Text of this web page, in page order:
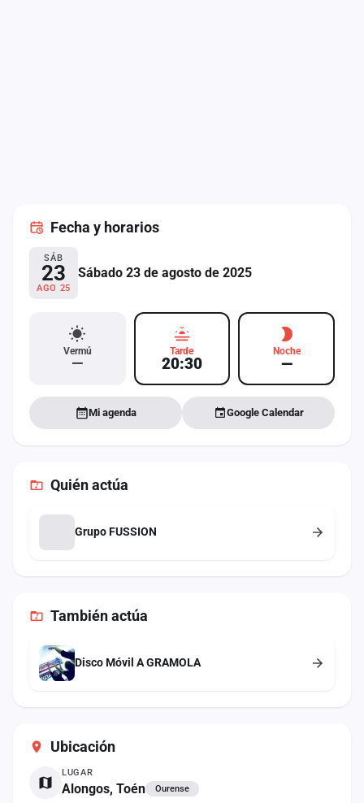
Ubicación
LUGAR
Alongos, Toén Ourense
Fecha y horarios
SÁB
23
AGO 25
Sábado 23 de agosto de 2025
Vermú
—
Tarde
20:30
Noche
—
Mi agenda Google Calendar
Quién actúa
Grupo FUSSION
Tambiénactúa
Disco Móvil A GRAMOLA
Administración
Contacto